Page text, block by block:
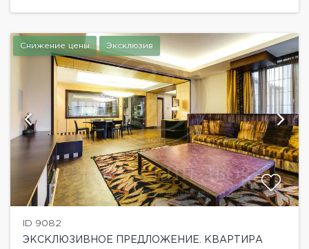
Снижение цены Эксклюзив
ID 9082
ЭКСКЛЮЗИВНОЕ ПРЕДЛОЖЕНИЕ. КВАРТИРА